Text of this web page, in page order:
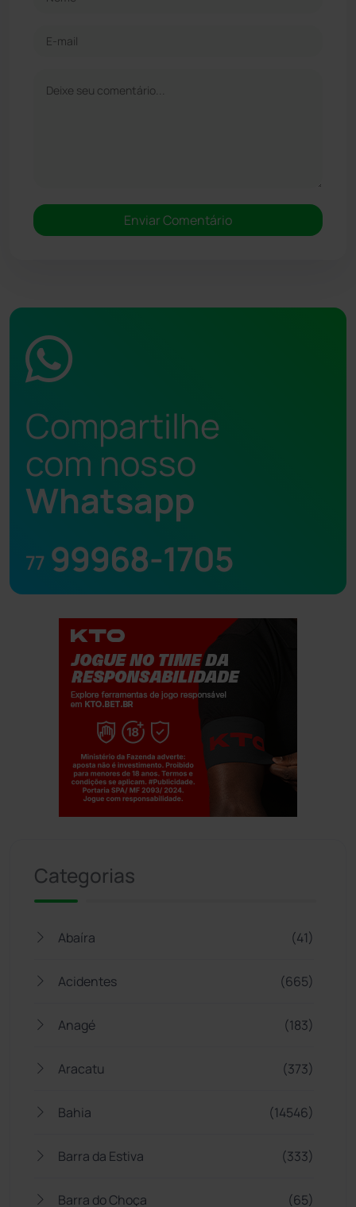
Compartilhe
com nosso
Whatsapp
77 99968-1705
Categorias
Abaíra (41)
Acidentes (665)
Anagé (183)
Aracatu (373)
Bahia (14546)
Barra da Estiva (333)
Barra do Choça (65)